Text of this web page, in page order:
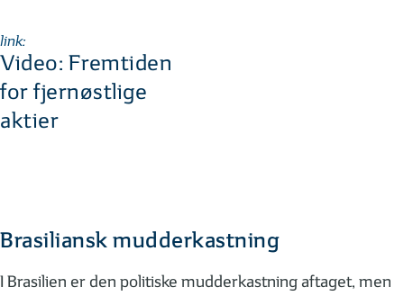
link:
Video: Fremtiden
for fjernøstlige
aktier
Brasiliansk mudderkastning
I Brasilien er den politiske mudderkastning aftaget, men